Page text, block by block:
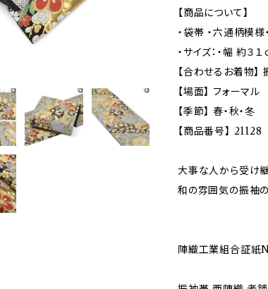
【商品について】
・袋帯 ・六通柄模様
・サイズ：・幅 約
【合わせるお着物】
【場面】 フォーマル
【季節】 春・秋・冬
【商品番号】 21128
大事な人から受け
和の雰囲気の振袖の
陣織工業組合証紙